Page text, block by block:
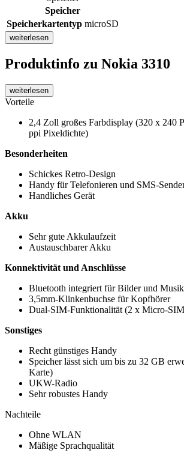
Speicher
Speicherkartentyp microSD
weiterlesen
Produktinfo zu Nokia 3310
weiterlesen
Vorteile
2,4 Zoll großes Farbdisplay (320 x 240
ppi Pixeldichte)
Besonderheiten
Schickes Retro-Design
Handy für Telefonieren und SMS-
Handliches Gerät
Akku
Sehr gute Akkulaufzeit
Austauschbarer Akku
Konnektivität und Anschlüsse
Bluetooth integriert für Bilder und Musik
3,5mm-Klinkenbuchse für Kopfhörer
Dual-SIM-Funktionalität (2 x Micro-
Sonstiges
Recht günstiges Handy
Speicher lässt sich um bis zu 32 GB
Karte)
UKW-Radio
Sehr robustes Handy
Nachteile
Ohne WLAN
Mäßige Sprachqualität